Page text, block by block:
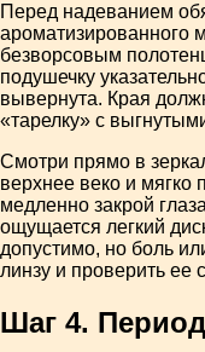
Перед надеванием
ароматизированного
безворсовым
подушечку
вывернута. Края
«тарелку» с
Смотри прямо в
верхнее веко и мягко
медленно закрой
ощущается легкий
допустимо, но боль
линзу и проверить ее
Шаг 4.